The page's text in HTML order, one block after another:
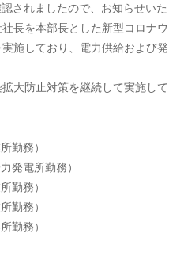
されましたので、お知らせいた
長を本部長とした新型コロナ
施しており、電力供給および
大防止対策を継続して実施して
務）
電所勤務）
務）
務）
務）